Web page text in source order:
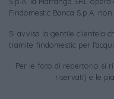
Findomestic Banca S.p.A. non
Si avvisa la gentile clientela
tramite findomestic per
Per le foto di repertorio si
riservati) e le